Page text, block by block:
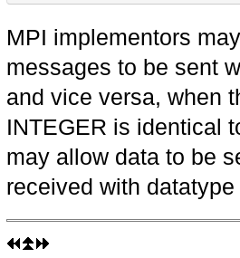
MPI implementors
messages to be sent
and vice versa, when
INTEGER is identical
may allow data to be
received with